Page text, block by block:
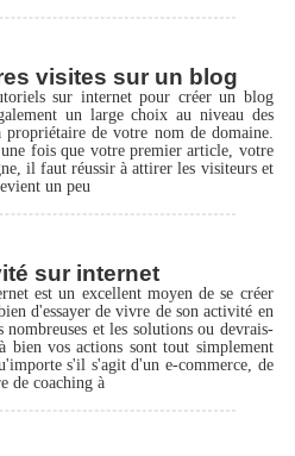
visites sur un blog
sur internet pour créer un blog
un large choix au niveau des
de votre nom de domaine.
fois que votre premier article, votre
il faut réussir à attirer les visiteurs et
un peu
sur internet
est un excellent moyen de se créer
d'essayer de vivre de son activité en
et les solutions ou devrais-
bien vos actions sont tout simplement
s'il s'agit d'un e-commerce, de
de coaching à